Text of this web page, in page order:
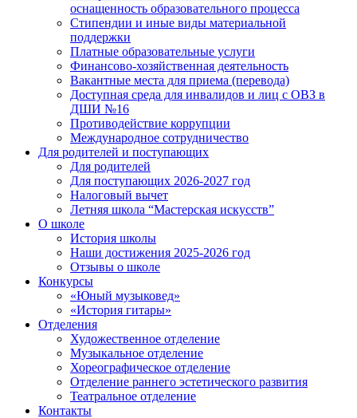
оснащенность образовательного процесса
Стипендии и иные виды материальной
поддержки
Платные образовательные услуги
Финансово-хозяйственная деятельность
Вакантные места для приема (перевода)
Доступная среда для инвалидов и лиц с ОВЗ в
ДШИ №16
Противодействие коррупции
Международное сотрудничество
Для родителей и поступающих
Для родителей
Для поступающих 2026-2027 год
Налоговый вычет
Летняя школа “Мастерская искусств”
О школе
История школы
Наши достижения 2025-2026 год
Отзывы о школе
Конкурсы
«Юный музыковед»
«История гитары»
Отделения
Художественное отделение
Музыкальное отделение
Хореографическое отделение
Отделение раннего эстетического развития
Театральное отделение
Контакты